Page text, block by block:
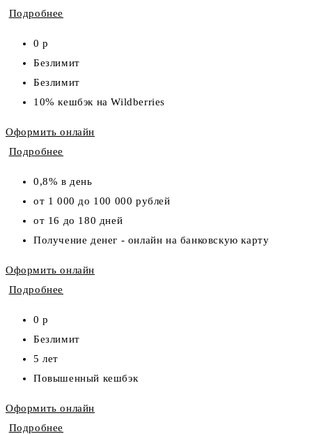
Подробнее
0 р
Безлимит
Безлимит
10% кешбэк на Wildberries
Оформить онлайн
Подробнее
0,8% в день
от 1 000 до 100 000 рублей
от 16 до 180 дней
Получение денег - онлайн на банковскую карту
Оформить онлайн
Подробнее
0 р
Безлимит
5 лет
Повышенный кешбэк
Оформить онлайн
Подробнее